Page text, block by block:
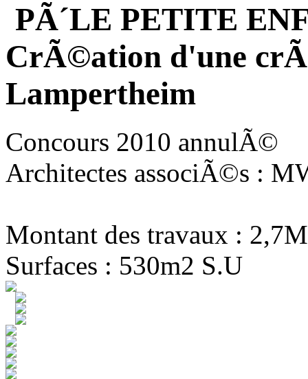
PÃ´LE PETITE
CrÃ©ation d'une
Lampertheim
Concours 2010 annulÃ©
Architectes associÃ©s :
Montant des travaux :
Surfaces : 530m2 S.U